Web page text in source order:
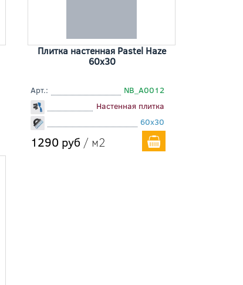
Плитка настенная Pastel Haze
60x30
Арт.:
NB_A0012
Настенная плитка
60x30
1290 руб / м2